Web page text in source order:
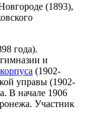
(1893),
года).
и
(1902-
управы (1902-
В начале 1906
Участник